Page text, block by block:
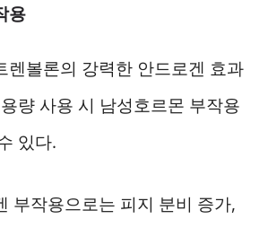
용
렌볼론의 강력한 안드로겐 효과
량 사용 시 남성호르몬 부작용
있다.
부작용으로는 피지 분비 증가,